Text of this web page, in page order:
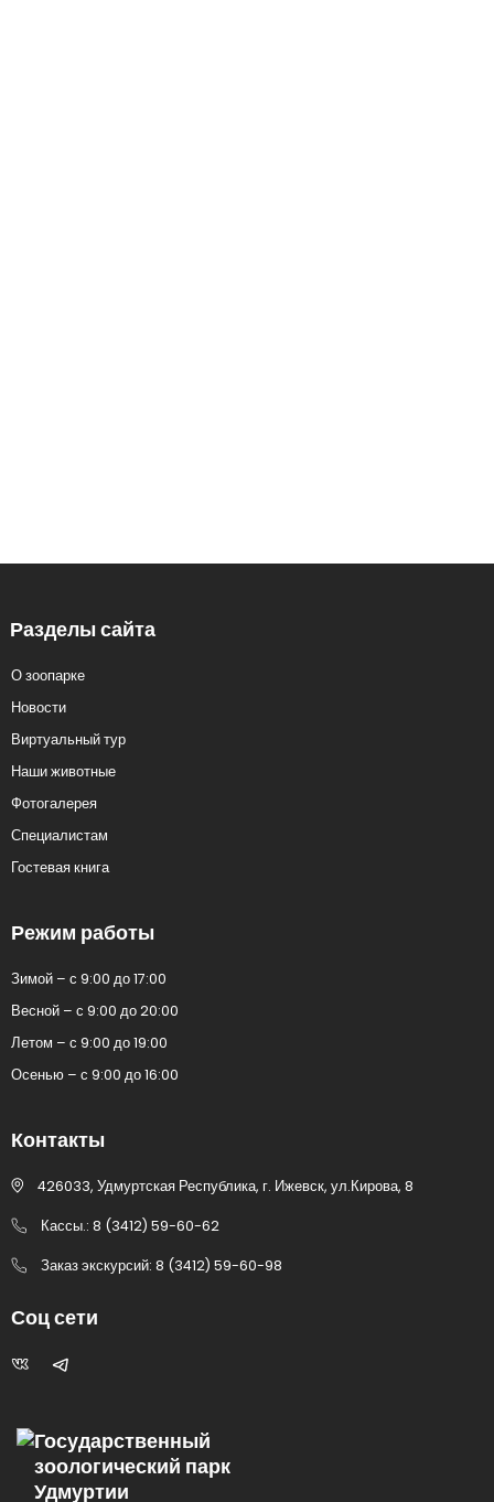
Государственный
зоологический парк
Удмуртии
Разделы сайта
О зоопарке
Новости
Виртуальный тур
Наши животные
Фотогалерея
Специалистам
Гостевая книга
Режим работы
Зимой – с 9:00 до 17:00
Весной – с 9:00 до 20:00
Летом – с 9:00 до 19:00
Осенью – с 9:00 до 16:00
Контакты
426033, Удмуртская Республика, г. Ижевск, ул.Кирова, 8
Кассы.: 8 (3412) 59-60-62
Заказ экскурсий: 8 (3412) 59-60-98
Соц сети